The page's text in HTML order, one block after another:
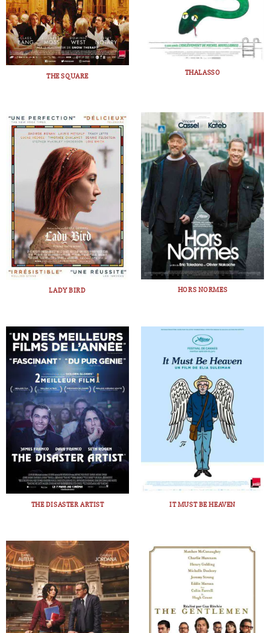
THE SQUARE THALASSO
LADY BIRD HORS NORMES
THE DISASTER ARTIST IT MUST BE HEAVEN